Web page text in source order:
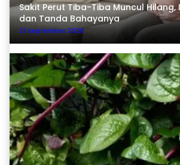
Sakit Perut Tiba-Tiba Muncul Hilang,
dan Tanda Bahayanya
21 September 2025